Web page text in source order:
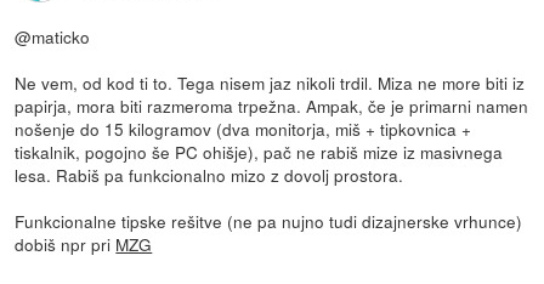
@maticko
Ne vem, od kod ti to. Tega nisem jaz nikoli trdil. Miza ne more biti iz
papirja, mora biti razmeroma trpežna. Ampak, če je primarni namen
nošenje do 15 kilogramov (dva monitorja, miš + tipkovnica +
tiskalnik, pogojno še PC ohišje), pač ne rabiš mize iz masivnega
lesa. Rabiš pa funkcionalno mizo z dovolj prostora.
Funkcionalne tipske rešitve (ne pa nujno tudi dizajnerske vrhunce)
dobiš npr pri MZG